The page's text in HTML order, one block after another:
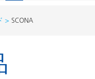
SCONA